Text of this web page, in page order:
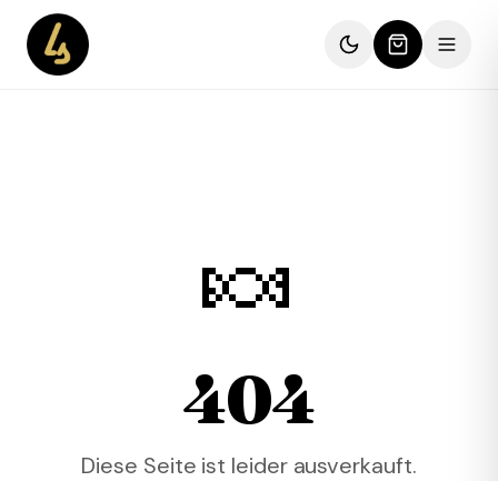
🍬
404
Diese Seite ist leider ausverkauft.